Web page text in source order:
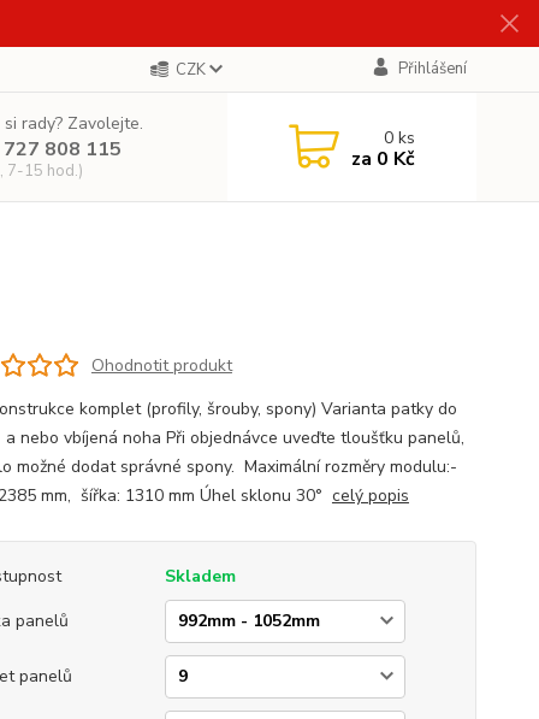
CZK Přihlášení
rady? Zavolejte.
808 115
7-15 hod.)
0ks
za 0 Kč
Ohodnotit produkt
komplet (profily, šrouby, spony) Varianta patky do
nebo vbíjená noha Při objednávce uveďte tloušťku panelů,
možné dodat správné spony. Maximální rozměry modulu:-
mm, šířka: 1310 mm Úhel sklonu 30° celý popis
Skladem
panelů
panelů